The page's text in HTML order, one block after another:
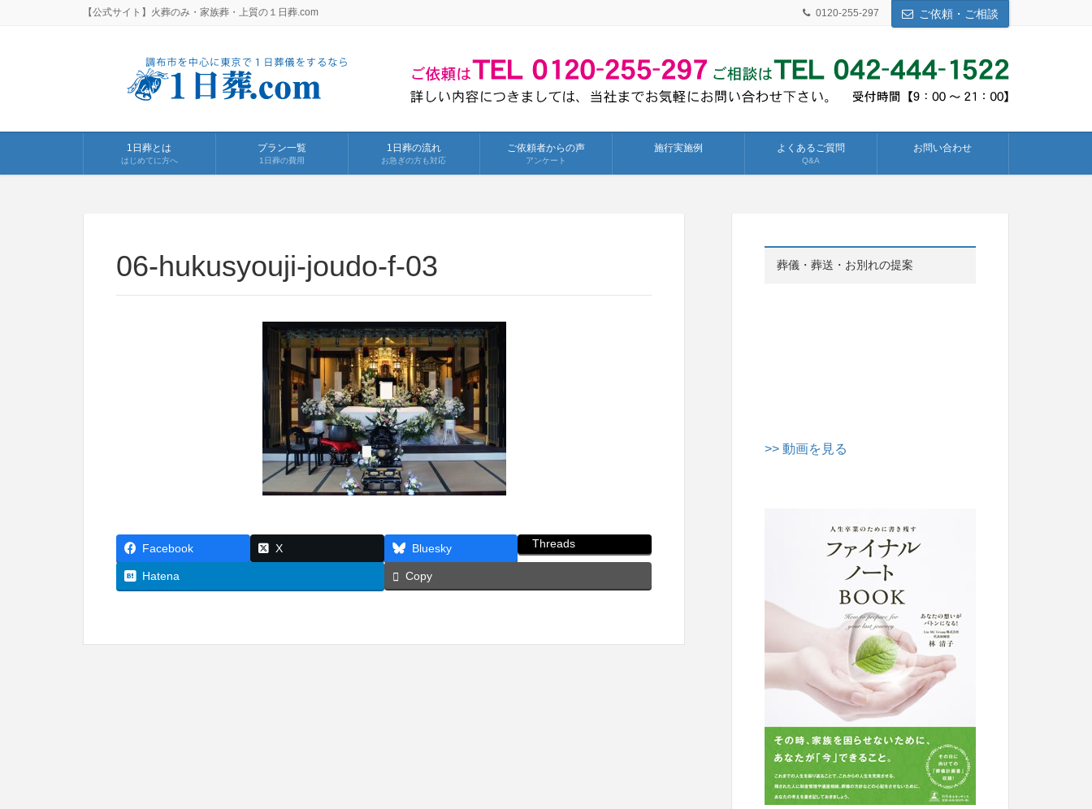
【公式サイト】火葬のみ・家族葬・上質の１日葬.com 0120-255-297 ご依頼・ご相談
1日葬とは
はじめてに方へ
プラン一覧
1日葬の費用
1日葬の流れ
お急ぎの方も対応
ご依頼者からの声
アンケート
施行実施例 よくあるご質問
Q&A
お問い合わせ
06-hukusyouji-joudo-f-03
Facebook X Bluesky Threads
Hatena Copy
葬儀・葬送・お別れの提案
>> 動画を見る